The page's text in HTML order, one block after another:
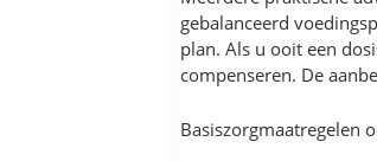
gebalanceerd
plan. Als u ooit een
compenseren. De
Basiszorgmaatregelen